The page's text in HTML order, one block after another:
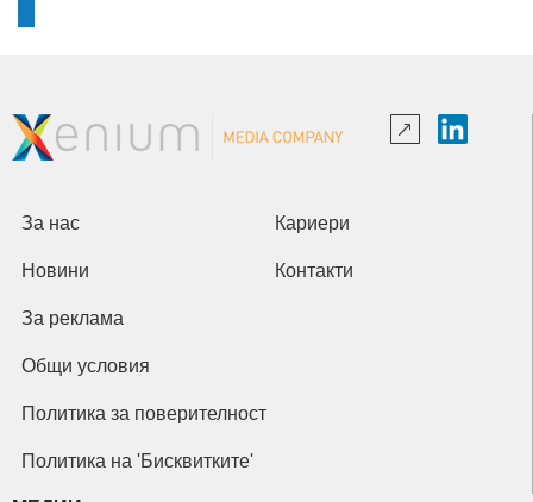
За нас Кариери
Новини Контакти
За реклама
Общи условия
Политика за поверителност
Политика на 'Бисквитките'